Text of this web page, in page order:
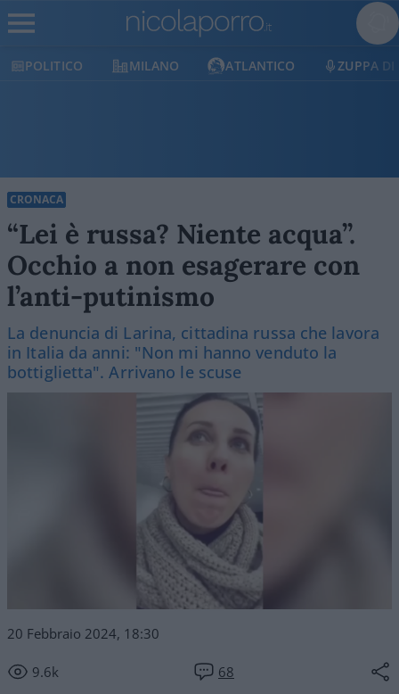
MILANO ATLANTICO ZUPPA DI
CRONACA
“Lei è russa? Niente acqua”.
Occhio a non esagerare con
l’anti-putinismo
La denuncia di Larina, cittadina russa che lavora
in Italia da anni: "Non mi hanno venduto la
bottiglietta". Arrivano le scuse
20 Febbraio 2024, 18:30
9.6k 68